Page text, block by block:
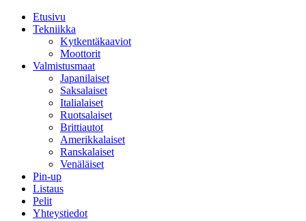
Etusivu
Tekniikka
Kytkentäkaaviot
Moottorit
Valmistusmaat
Japanilaiset
Saksalaiset
Italialaiset
Ruotsalaiset
Brittiautot
Amerikkalaiset
Ranskalaiset
Venäläiset
Pin-up
Listaus
Pelit
Yhteystiedot